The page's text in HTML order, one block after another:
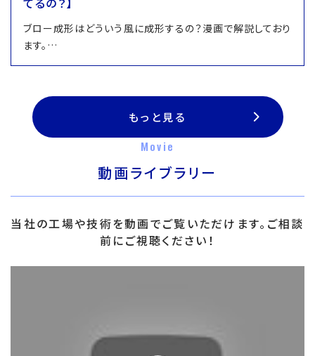
ブロー成形はどういう風に成形するの？漫画で解説しており
ます。…
もっと見る
Movie
動画ライブラリー
当社の工場や技術を動画でご覧いただけます。ご相談
前にご視聴ください！